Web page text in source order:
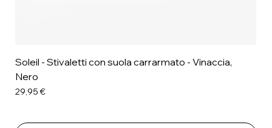
Soleil - Stivaletti con suola carrarmato - Vinaccia,
Nero
Prezzo
29,95 €